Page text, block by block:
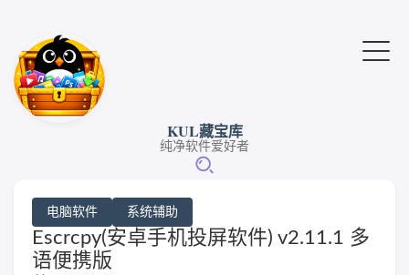
KUL藏宝库
纯净软件爱好者
电脑软件 系统辅助
Escrcpy(安卓手机投屏软件) v2.11.1 多
语便携版